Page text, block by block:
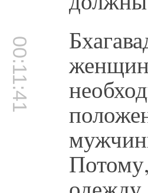
00:11:41